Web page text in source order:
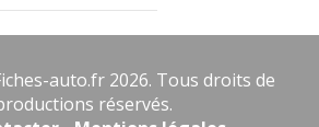
auto.fr 2026. Tous droits de
réservés.